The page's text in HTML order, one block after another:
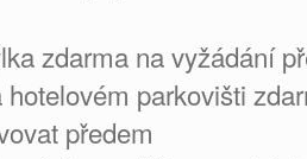
zdarma na vyžádání
hotelovém parkovišti
předem